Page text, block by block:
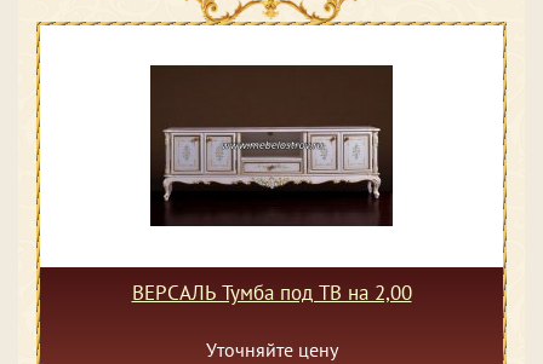
ВЕРСАЛЬ Тумба под ТВ на 2,00
Уточняйте цену